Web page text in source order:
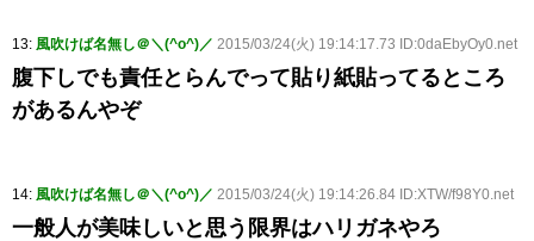
13: 風吹けば名無し＠＼(^o^)／ 2015/03/24(火) 19:14:17.73 ID:0daEbyOy0.net
腹下しでも責任とらんでって貼り紙貼ってるところ
があるんやぞ
14: 風吹けば名無し＠＼(^o^)／ 2015/03/24(火) 19:14:26.84 ID:XTW/f98Y0.net
一般人が美味しいと思う限界はハリガネやろ